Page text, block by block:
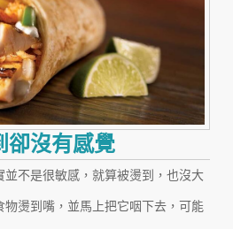
卻沒有感覺
不是很敏感，就算被燙到，也沒大
燙到嘴，並馬上把它咽下去，可能